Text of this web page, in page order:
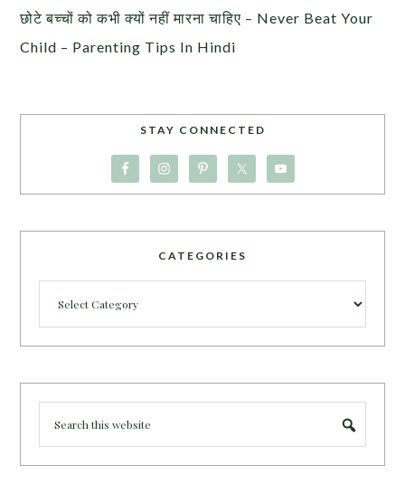
छोटे बच्चों को कभी क्यों नहीं मारना चाहिए – Never Beat Your
Child – Parenting Tips In Hindi
STAY CONNECTED
CATEGORIES